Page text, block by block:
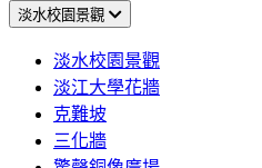
淡水校園景觀
淡水校園景觀
淡江大學花牆
克難坡
三化牆